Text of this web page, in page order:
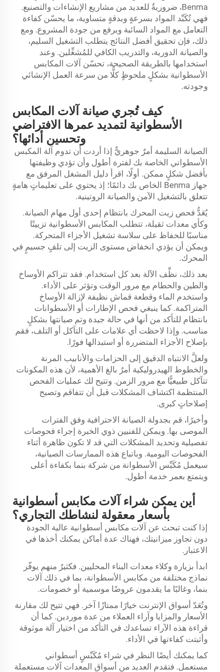
Benma، ضروريةٌ للعديد من مشاريع الإنشاءات والتصنيع.
فهي تُكَبِّد المواد بسرعةٍ وبدقةٍ متساوية، ما يحسّن كفاءة
التعامل مع المواد السائبة ويرفع من جودة المشروع. ومع
ذلك، فإن تحقيق أفضل النتائج يتطلب التشغيل السليم،
والصيانة الدورية، والتدريب الكافي للمُشغِّلين. وعند
استخدامها بالطريقة الصحيحة، تحسّن آلات المكابس
الأسطوانية بشكلٍ ملحوظٍ كلًّا من سرعة العمل الإنشائي
وجودته.
كيف تُجري صيانة آلات المكابس
الأسطوانية لتمديد عمرها الافتراضي
وتحسين أدائها؟
الصيانة السليمة أمرٌ جوهريٌّ إذا أردت أن تدوم آلة المكبس
الأسطواني الخاصة بك لفترة أطول وأن تؤدي وظيفتها
بأفضل شكلٍ ممكن. أولًا، اقرأ دليل المشغل المرفق مع
جهاز Benma الخاص بك دائمًا؛ إذ يحتوي على تعليماتٍ هامةٍ
تتعلق بالتشغيل الآمن والصيانة الروتينية.
يُعَدُّ فحص زيت المحرك بانتظام إحدى أول مهام الصيانة.
وكأي معدات ثقيلة، تتطلب المكابس الأسطوانية تزييتًا
مناسبًا للحفاظ على سلاسة تشغيل الأجزاء المتحركة.
ويمكن أن يؤدي انخفاض مستوى الزيت إلى تلفٍ جسيمٍ في
المحرك.
بعد ذلك، نظِّف الآلة بعد كل استخدام. فقد تتراكم الأوساخ
والطين والحطام مع مرور الوقت وتؤثر على الأداء.
واستخدم الماء وقطعة قماش نظيفة لإزالة الأوساخ
المتراكمة. كما ينبغي فحص الإطارات أو الأسطوانات
بانتظام للتأكد من أنها في حالة جيدة وتم صيانتها بشكلٍ
مناسب. وإذا لاحظت أي علامات على التآكل أو التلف، فقم
بإصلاح الأجزاء المتضررة أو استبدالها فورًا.
ولعلَّ الانتباه الدقيق إلى الحزامات والأنابيب المرنة
والخطوط الهيدروليكية أمرٌ بالغ الأهمية، لأن هذه المكونات
تتآكل طبيعيًّا مع مرور الزمن. وتتيح لك عمليات الفحص
المنتظمة اكتشاف المشكلات قبل أن تتفاقم وتصبح
إصلاحاتٍ كبرى.
وأخيرًا، قم بجدولة الصيانة الاحترافية وفق الفترات
الموصى بها. ويمكن للفنيين ذوي الخبرة إجراء فحوصات
تفصيلية وتحديد المشكلات التي قد لا تكون ظاهرة أثناء
الفحوصات اليومية. وباتباع هذه الممارسات الصيانية،
سيعمل مُكَبِّس الأسطوانة من شركة بنما بكفاءة أعلى
ويتمتع بعمر خدمة أطول.
أين يمكن شراء آلات مكابس أسطوانية
بأسعار معقولة لنشاطك التجاري؟
إذا كنت تبحث عن آلات مكابس أسطوانية عالية الجودة
دون تجاوز ميزانيتك، فهناك عدة أماكن يمكنك أخذها في
الاعتبار.
ابدأ بزيارة وكلاء معدات البناء المحليين. فكثيرٌ منهم يوفّر
نماذج مختلفة من مكابس الأسطوانة، بما في ذلك آلات
بنما، وغالبًا ما يقدمون عروضًا موسمية أو خصومات.
وتُعَدّ أسواق الإنترنت خيارًا ممتازًا آخر. فهي تتيح لك مقارنة
الأسعار والمزايا وآراء العملاء من عدة موردين. كما أن
قراءة هذه الآراء تساعدك في التأكد من اختيار آلة موثوقة
وأثبتت كفاءتها في الأداء.
كما يمكنك أيضًا النظر في شراء مُكَبِّسٍ أسطواني
مستعمل. فتقدم العديد من أسواق المعدات آلات مستعملة